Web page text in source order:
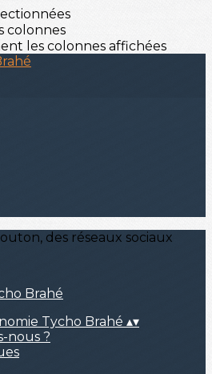
colonnes
les colonnes affichées
des réseaux sociaux
Tycho Brahé ▴▾
nous ?